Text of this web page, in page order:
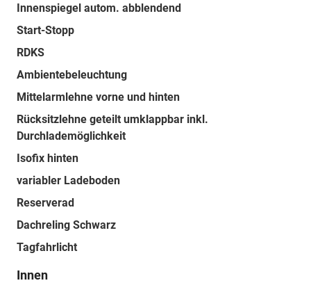
Innenspiegel autom. abblendend
Start-Stopp
RDKS
Ambientebeleuchtung
Mittelarmlehne vorne und hinten
Rücksitzlehne geteilt umklappbar inkl.
Durchlademöglichkeit
Isofix hinten
variabler Ladeboden
Reserverad
Dachreling Schwarz
Tagfahrlicht
Innen